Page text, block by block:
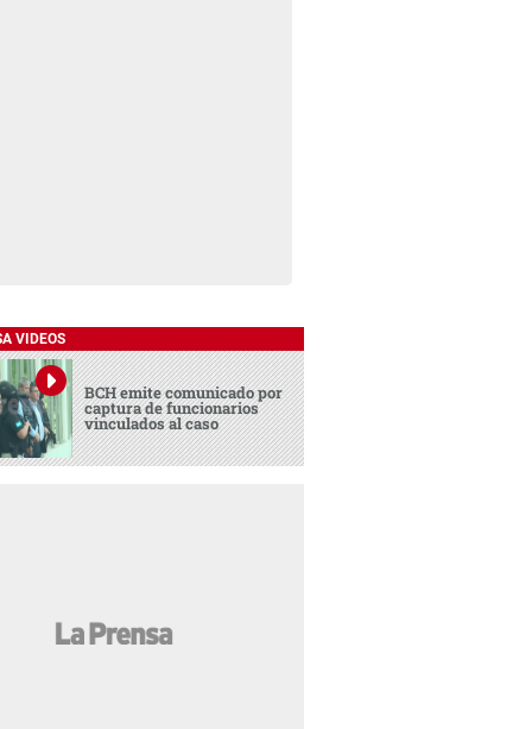
VIDEOS
BCH emite comunicado por
captura de funcionarios
vinculados al caso